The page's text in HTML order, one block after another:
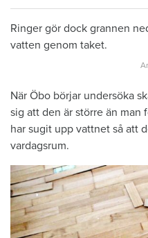
Ringer gör dock grannen
vatten genom taket.
När Öbo börjar undersöka
sig att den är större än
har sugit upp vattnet så att
vardagsrum.